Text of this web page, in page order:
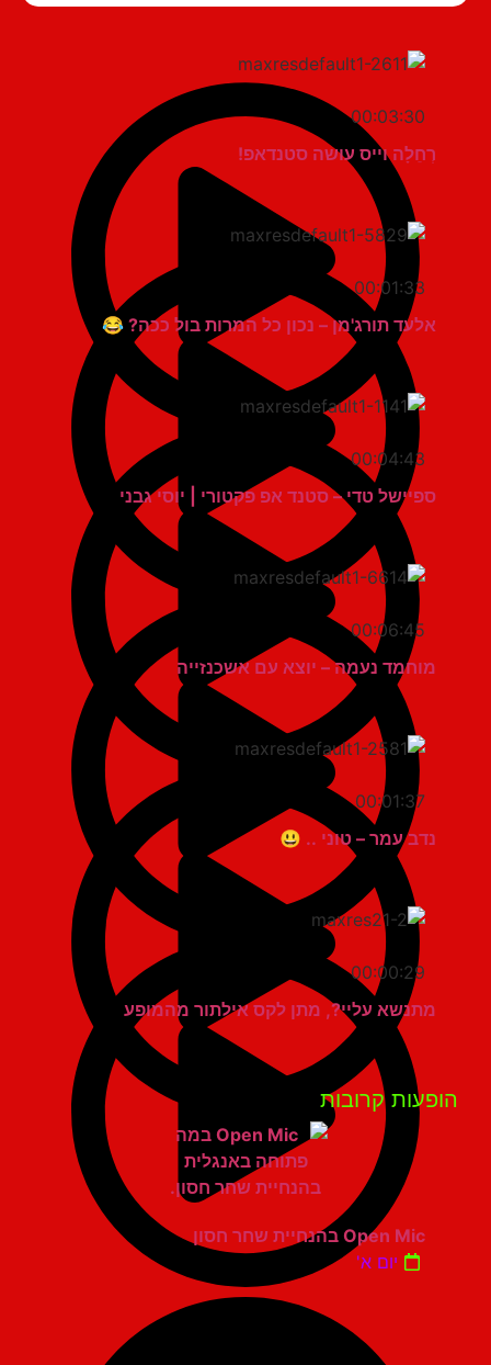
00:03:30
רְחֵלָה וייס עושה סטנדאפ!
00:01:33
אלעד תורג'מן – נכון כל המרות בול ככה? 😂
00:04:43
ספיישל טדי – סטנד אפ פקטורי | יוסי גבני
00:06:45
מוחמד נעמה – יוצא עם אשכנזייה
00:01:37
נדב עמר – טוני .. 😃
00:00:29
מתנשא עליי?, מתן לקס אילתור מהמופע
קרובות
Open Mic בהנחיית שחר חסון
יום א'